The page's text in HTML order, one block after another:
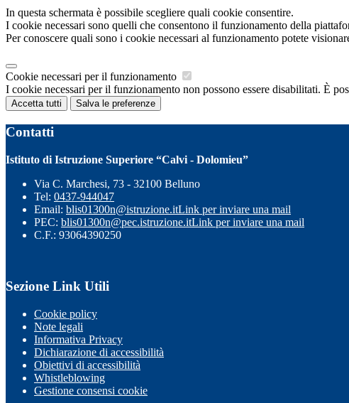
In questa schermata è possibile scegliere quali cookie consentire.
I cookie necessari sono quelli che consentono il funzionamento della
Per conoscere quali sono i cookie necessari al funzionamento potete
Cookie necessari per il funzionamento
I cookie necessari per il funzionamento non possono essere disabilitati. È
Accetta tutti Salva le preferenze
Contatti
Istituto di Istruzione Superiore “Calvi - Dolomieu”
Via C. Marchesi, 73 - 32100 Belluno
Tel: 0437-944047
Email: blis01300n@istruzione.itLink per inviare una mail
PEC: blis01300n@pec.istruzione.itLink per inviare una mail
C.F.: 93064390250
Sezione Link Utili
Cookie policy
Note legali
Informativa Privacy
Dichiarazione di accessibilità
Obiettivi di accessibilità
Whistleblowing
Gestione consensi cookie